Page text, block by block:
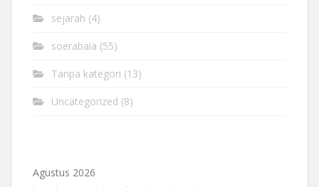
sejarah (4)
soerabaia (55)
Tanpa kategori (13)
Uncategorized (8)
Agustus 2026